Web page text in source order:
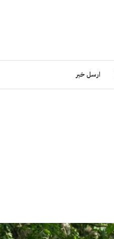
ارسل خبر